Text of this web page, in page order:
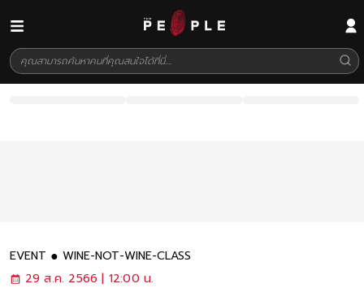
EVENT
WINE-NOT-WINE-CLASS
29 ส.ค. 2566 | 12:00 น.